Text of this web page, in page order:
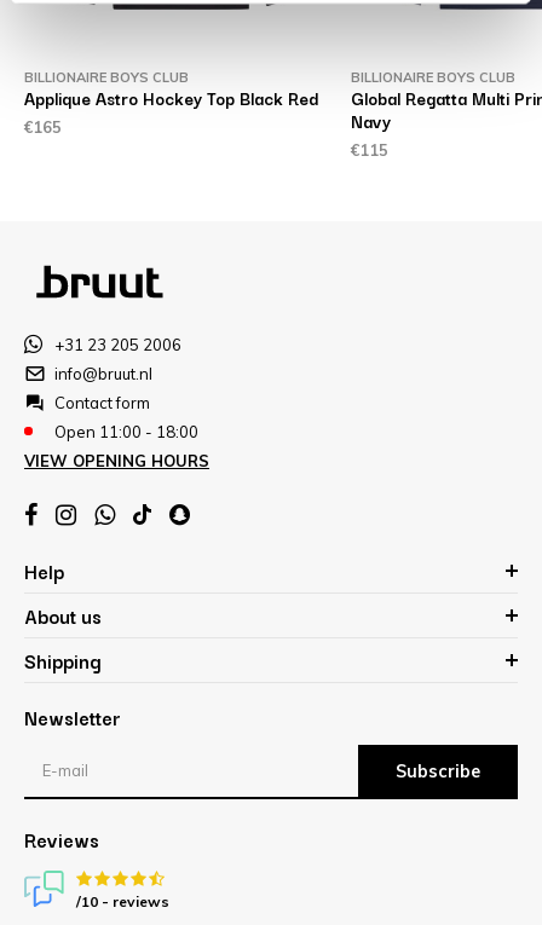
BILLIONAIRE BOYS CLUB
Applique Astro Hockey Top Black Red
€165
BILLIONAIRE BOYS CLUB
Global Regatta Multi
Navy
€115
+31 23 205 2006
info@bruut.nl
Contact form
Open 11:00 - 18:00
VIEW OPENING HOURS
Help
About us
Shipping
Newsletter
Subscribe
Reviews
/10 - reviews